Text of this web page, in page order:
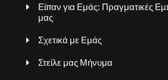
Είπαν για Εμάς: Πραγματικές
μας
Σχετικά με Εμάς
Στείλε μας Μήνυμα